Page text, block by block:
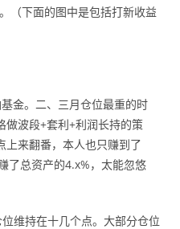
（下面的图中是包括打新收益
金。二、三月仓位最重的时
做波段+套利+利润长持的策
上来翻番，本人也只赚到了
了总资产的4.x%，太能忽悠
维持在十几个点。大部分仓位